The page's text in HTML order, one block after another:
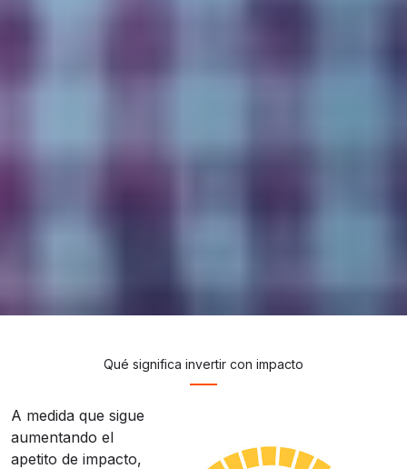
Qué significa invertir con impacto
A medida que sigue
aumentando el
apetito de impacto,